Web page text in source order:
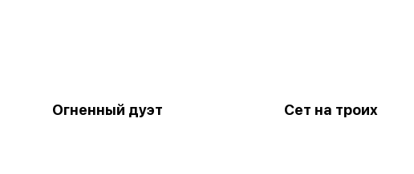
Огненный дуэт Сет на троих